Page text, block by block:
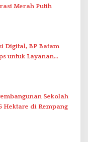
Merah Putih
Digital, BP Batam
untuk Layanan
Sekolah
Hektare di Rempang